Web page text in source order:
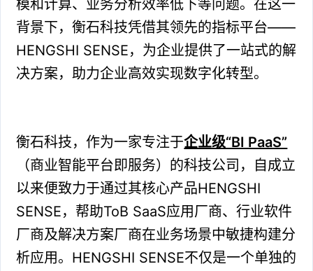
模和计算、业务分析效率低下等问题。在这一
背景下，衡石科技凭借其领先的指标平台——
HENGSHI SENSE，为企业提供了一站式的解
决方案，助力企业高效实现数字化转型。
衡石科技，作为一家专注于企业级“BI PaaS”
（商业智能平台即服务）的科技公司，自成立
以来便致力于通过其核心产品HENGSHI
SENSE，帮助ToB SaaS应用厂商、行业软件
厂商及解决方案厂商在业务场景中敏捷构建分
析应用。HENGSHI SENSE不仅是一个单独的